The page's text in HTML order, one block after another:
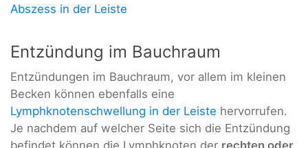
Abszess in der Leiste
Entzündung im Bauchraum
Entzündungen im Bauchraum, vor allem im kleinen
Becken können ebenfalls eine
Lymphknotenschwellung in der Leiste hervorrufen.
Je nachdem auf welcher Seite sich die Entzündung
befindet können die Lymphknoten der rechten oder